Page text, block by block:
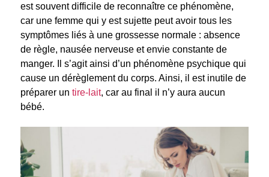
est souvent difficile de reconnaître ce phénomène,
car une femme qui y est sujette peut avoir tous les
symptômes liés à une grossesse normale : absence
de règle, nausée nerveuse et envie constante de
manger. Il s’agit ainsi d’un phénomène psychique qui
cause un dérèglement du corps. Ainsi, il est inutile de
préparer un tire-lait, car au final il n’y aura aucun
bébé.